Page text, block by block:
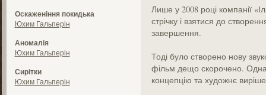
Оскаженіння покидька
Юхим Гальперін
Аномалія
Юхим Гальперін
Сирітки
Юхим Гальперін
Лише у 2008 році компанії
стрічку і взятися до
завершення.
Тоді було створено нову
фільм дещо скорочено.
концепцію та художнє